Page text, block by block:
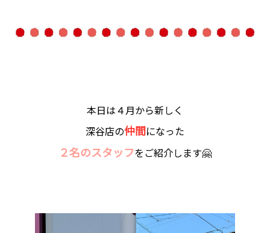
本日は４月から新しく
深谷店の仲間になった
２名のスタッフをご紹介します🤗